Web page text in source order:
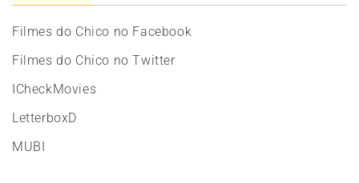
Filmes do Chico no Facebook
Filmes do Chico no Twitter
ICheckMovies
LetterboxD
MUBI